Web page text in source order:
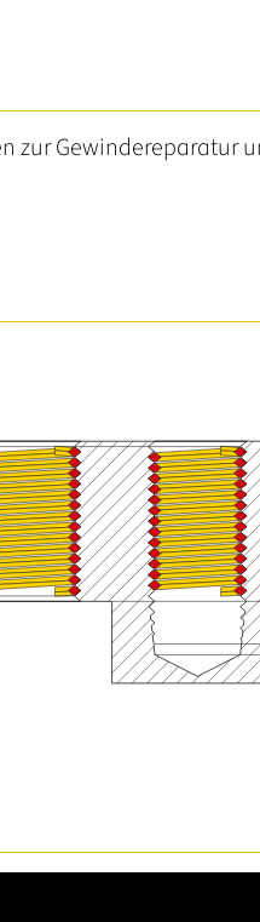
zur Gewindereparatur